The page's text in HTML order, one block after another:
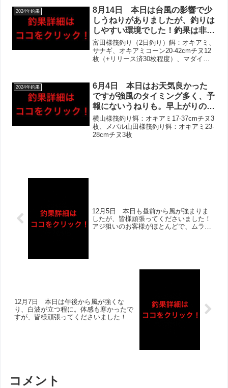
は2桁枚数複数組で、アジ釣りの
方も大漁ゲットでした‼︎
22cmチヌ3枚、マダイ、アイゴ、アジ大
漁...
2024年釣果
8月14日 本日は台風の影響で少
しうねりがありましたが、釣りは
しやすい環境でした！釣果は非常
に良く、全組チヌゲット‼︎2桁枚
数も複数組で、初めてゲットされ
た方も！アジも多数あがってお
た‼︎その他マダイやボラやアイゴ
など！
富田様筏釣り（2日釣り）餌：オキアミ、
サナギ、オキアミコーン20-42cmチヌ12
枚（+リリース済30枚程度）、マダイ高
タ、アジ多数寺下様筏釣り餌：オキア
ミ、サナ...
2024年釣果
6月4日 本日はお天気良かった
ですが強風のタイミング多く、予
報にないうねりも。早上がりの方
が多く、全体として釣果も厳しか
ったようです。それでもチヌは複
数組で複数枚あげてくださいまし
横山様筏釣り餌：オキアミ17-37cmチヌ3
枚、メバル山田様筏釣り餌：オキアミ23-
28cmチヌ3枚
12月5日 本日も昼前から風が強まりま
したが、皆様頑張ってくださいました！
アジ狙いのお客様がほとんどで、ムラは
12月7日 本日は午後から風が強くな
り、白波が立つ程に。体感も寒かったで
すが、皆様頑張ってくださいました！連
コメント